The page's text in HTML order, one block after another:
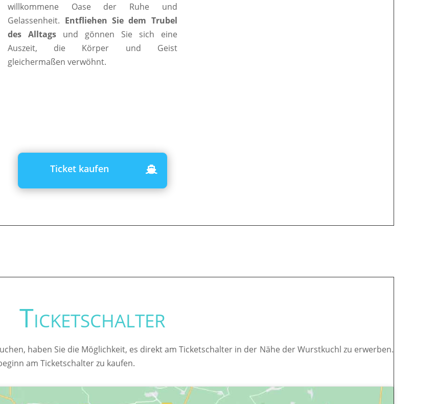
willkommene Oase der Ruhe und
Gelassenheit. Entfliehen Sie dem Trubel
des Alltags und gönnen Sie sich eine
Auszeit, die Körper und Geist
gleichermaßen verwöhnt.
Ticket kaufen
Ticketschalter
haben Sie die Möglichkeit, es direkt am Ticketschalter in der Nähe der Wurstkuchl zu erwerben.
am Ticketschalter zu kaufen.